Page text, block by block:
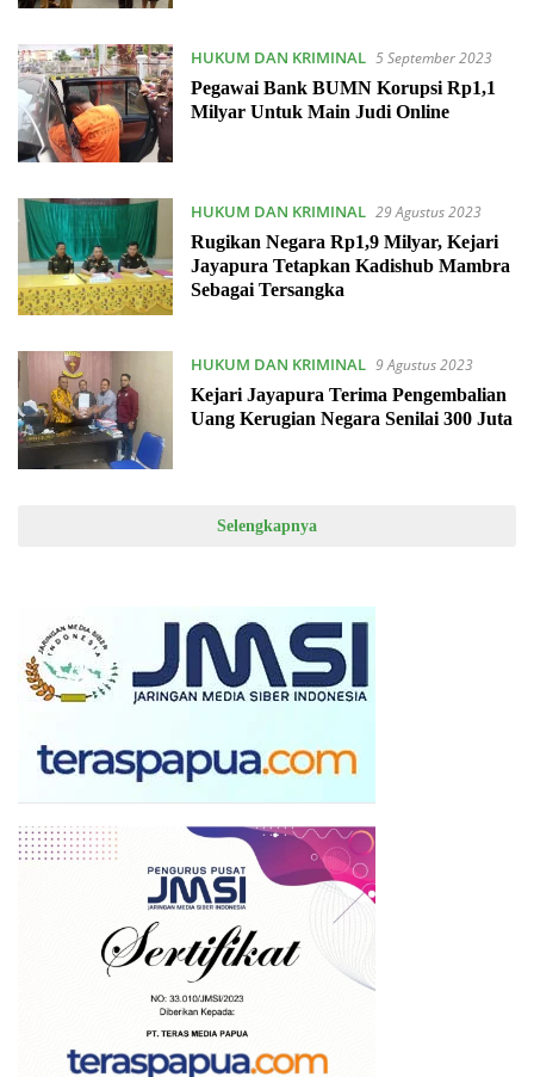
HUKUM DAN KRIMINAL 5 September 2023
Pegawai Bank BUMN Korupsi Rp1,1
Milyar Untuk Main Judi Online
HUKUM DAN KRIMINAL 29 Agustus 2023
Rugikan Negara Rp1,9 Milyar, Kejari
Jayapura Tetapkan Kadishub Mambra
Sebagai Tersangka
HUKUM DAN KRIMINAL 9 Agustus 2023
Kejari Jayapura Terima Pengembalian
Uang Kerugian Negara Senilai 300 Juta
Selengkapnya